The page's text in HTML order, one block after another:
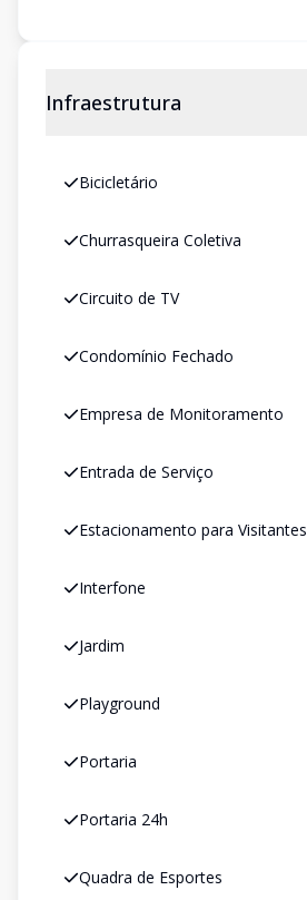
Infraestrutura
Bicicletário
Churrasqueira Coletiva
Circuito de TV
Condomínio Fechado
Empresa de Monitoramento
Entrada de Serviço
Estacionamento para Visitantes
Interfone
Jardim
Playground
Portaria
Portaria 24h
Quadra de Esportes